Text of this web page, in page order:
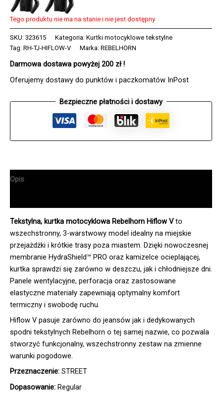
Tego produktu nie ma na stanie i nie jest dostępny.
SKU: 323615 Kategoria: Kurtki motocyklowe tekstylne
Tag: RH-TJ-HIFLOW-V Marka: REBELHORN
Darmowa dostawa powyżej 200 zł !
Oferujemy dostawy do punktów i paczkomatów InPost
Bezpieczne płatności i dostawy
Opis
Tekstylna, kurtka motocyklowa Rebelhorn Hiflow Vto
wszechstronny, 3-warstwowy model idealny na miejskie
przejażdżki i krótkie trasy poza miastem. Dzięki nowoczesnej
membranie HydraShield™ PRO oraz kamizelce ocieplającej,
kurtka sprawdzi się zarówno w deszczu, jak i chłodniejsze dni.
Panele wentylacyjne, perforacja oraz zastosowane
elastyczne materiały zapewniają optymalny komfort
termiczny i swobodę ruchu.
Hiflow V pasuje zarówno do jeansów jak i dedykowanych
spodni tekstylnych Rebelhorn o tej samej nazwie, co pozwala
stworzyć funkcjonalny, wszechstronny zestaw na zmienne
warunki pogodowe.
Przeznaczenie: STREET
Dopasowanie: Regular